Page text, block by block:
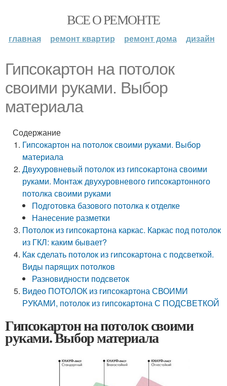
ВСЕ О РЕМОНТЕ
главная ремонт квартир ремонт дома дизайн
Гипсокартон на потолок
своими руками. Выбор
материала
Содержание
Гипсокартон на потолок своими руками. Выбор
материала
Двухуровневый потолок из гипсокартона своими
руками. Монтаж двухуровневого гипсокартонного
потолка своими руками
Подготовка базового потолка к отделке
Нанесение разметки
Потолок из гипсокартона каркас. Каркас под потолок
из ГКЛ: каким бывает?
Как сделать потолок из гипсокартона с подсветкой.
Виды парящих потолков
Разновидности подсветок
Видео ПОТОЛОК из гипсокартона СВОИМИ
РУКАМИ, потолок из гипсокартона С ПОДСВЕТКОЙ
Гипсокартон на потолок своими
руками. Выбор материала